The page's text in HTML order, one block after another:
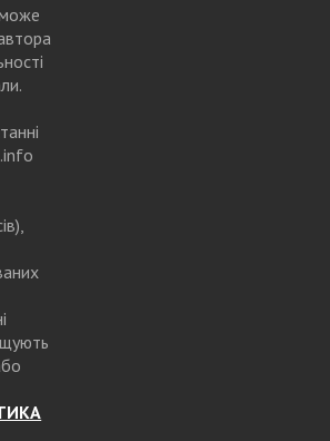
може